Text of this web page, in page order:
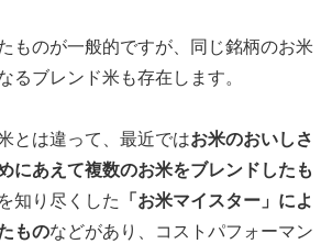
ものが一般的ですが、同じ銘柄のお米
るブレンド米も存在します。
とは違って、最近ではお米のおいしさ
にあえて複数のお米をブレンドしたも
知り尽くした 「お米マイスター」によ
ものなどがあり、コストパフォーマン